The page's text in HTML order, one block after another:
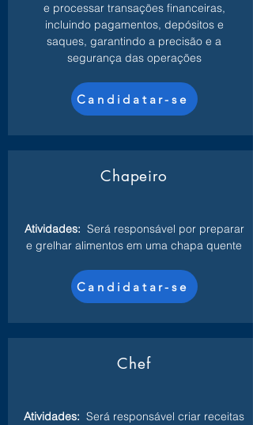
e processar transações financeiras,
incluindo pagamentos, depósitos e
saques, garantindo a precisão e a
segurança das operações
Candidatar-se
Chapeiro
Atividades: Será responsável por preparar
e grelhar alimentos em uma chapa quente
Candidatar-se
Chef
Atividades: Será responsável criar receitas